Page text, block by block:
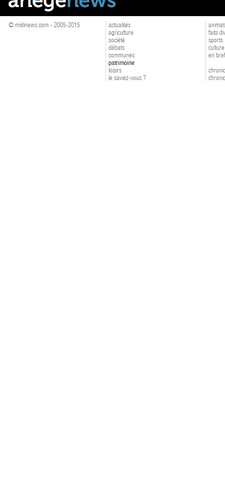
© midinews.com - 2005-2015
actualités
agriculture
société
débats
communes
patrimoine
loisirs
le saviez-vous ?
faits
sports
culture
en bref